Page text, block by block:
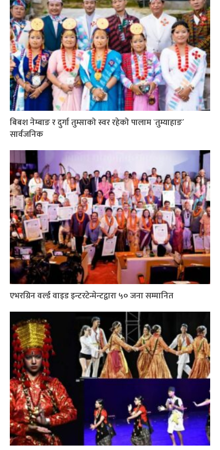
बिबश नेम्बाङ र दुर्गा तुम्साको स्वर रहेको पालाम `तुम्याहाङ´
सार्वजनिक
एभरग्रिन वर्ल्ड वाइड इन्टरटेन्मेन्टद्वारा ५० जना सम्मानित